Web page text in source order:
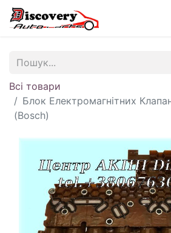
Всі товари
Блок Електромагнітних
(Bosch)